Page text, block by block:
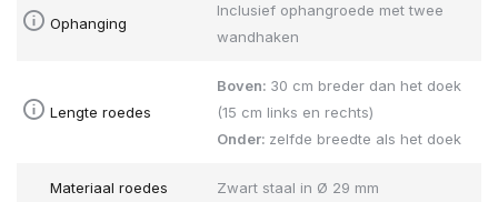
Ophanging
Inclusief ophangroede met twee
wandhaken
Lengte roedes
Boven: 30 cm breder dan het doek
(15 cm links en rechts)
Onder: zelfde breedte als het doek
Materiaal roedes Zwart staal in Ø 29 mm